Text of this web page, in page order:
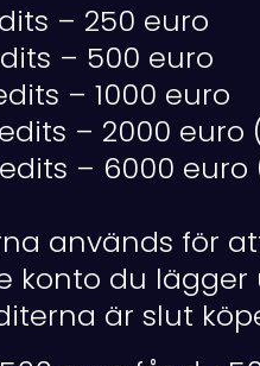
– 250 euro
– 500 euro
– 1000 euro
– 2000 euro
– 6000 euro
används för
konto du
är slut